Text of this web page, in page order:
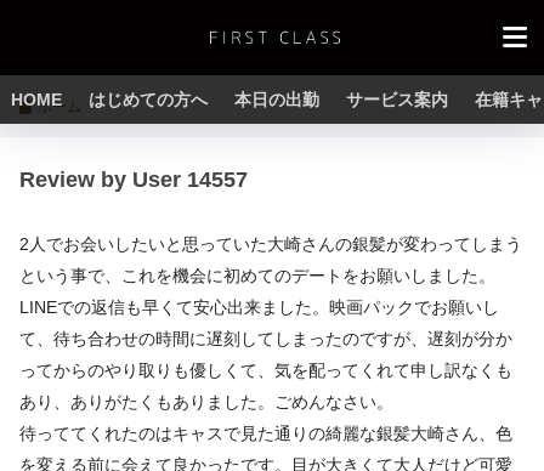
HOME はじめての方へ 本日の出勤 サービス案内 在籍キ
ホーム
Review by User 14557
2人でお会いしたいと思っていた大崎さんの銀髪が変わってしまう
という事で、これを機会に初めてのデートをお願いしました。
LINEでの返信も早くて安心出来ました。映画パックでお願いし
て、待ち合わせの時間に遅刻してしまったのですが、遅刻が分か
ってからのやり取りも優しくて、気を配ってくれて申し訳なくも
あり、ありがたくもありました。ごめんなさい。
待っててくれたのはキャスで見た通りの綺麗な銀髪大崎さん、色
を変える前に会えて良かったです。目が大きくて大人だけど可愛